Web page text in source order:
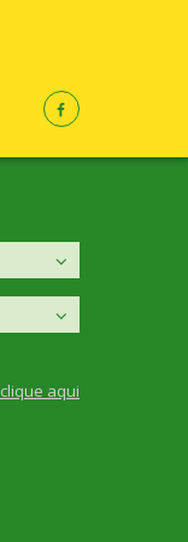
clique aqui